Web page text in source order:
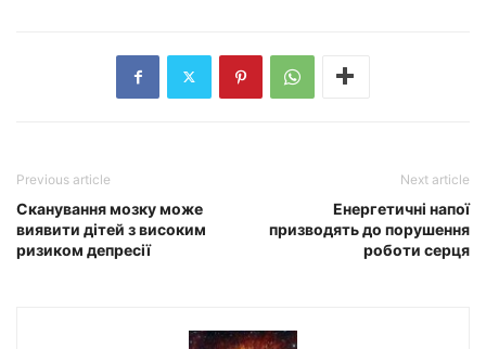
Previous article
Сканування мозку може
виявити дітей з високим
ризиком депресії
Next article
Енергетичні напої
призводять до порушення
роботи серця